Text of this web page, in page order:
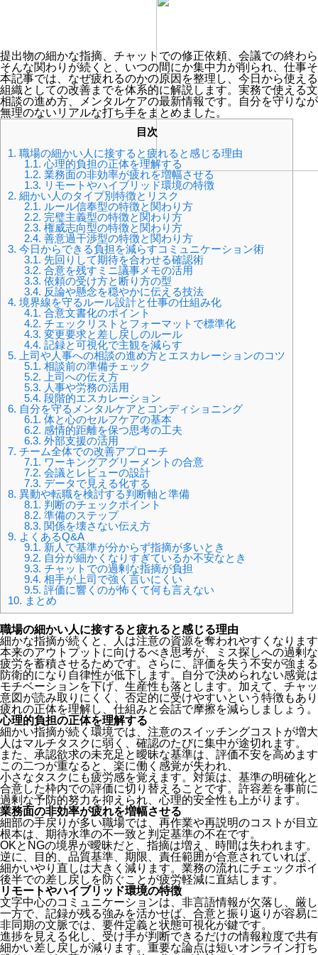
提出物の細かな指摘、チャットでの修正依頼、会議での終わ
そんな関わりが続くと、いつの間にか集中力が削られ、仕事
本記事では、なぜ疲れるのかの原因を整理し、今日から使え
組織としての改善までを体系的に解説します。実務で使える
相談の進め方、メンタルケアの最新情報です。自分を守りな
無理のないリアルな打ち手をまとめました。
目次
1. 職場の細かい人に接すると疲れると感じる理由
1.1. 心理的負担の正体を理解する
1.2. 業務面の非効率が疲れを増幅させる
1.3. リモートやハイブリッド環境の特徴
2. 細かい人のタイプ別特徴とリスク
2.1. ルール信奉型の特徴と関わり方
2.2. 完璧主義型の特徴と関わり方
2.3. 権威志向型の特徴と関わり方
2.4. 善意過干渉型の特徴と関わり方
3. 今日からできる負担を減らすコミュニケーション術
3.1. 先回りして期待を合わせる確認術
3.2. 合意を残すミニ議事メモの活用
3.3. 依頼の受け方と断り方の型
3.4. 反論や懸念を穏やかに伝える技法
4. 境界線を守るルール設計と仕事の仕組み化
4.1. 合意文書化のポイント
4.2. チェックリストとフォーマットで標準化
4.3. 変更要求と差し戻しのルール
4.4. 記録と可視化で主観を減らす
5. 上司や人事への相談の進め方とエスカレーションのコツ
5.1. 相談前の準備チェック
5.2. 上司への伝え方
5.3. 人事や労務の活用
5.4. 段階的エスカレーション
6. 自分を守るメンタルケアとコンディショニング
6.1. 体と心のセルフケアの基本
6.2. 感情的距離を保つ思考の工夫
6.3. 外部支援の活用
7. チーム全体での改善アプローチ
7.1. ワーキングアグリーメントの合意
7.2. 会議とレビューの設計
7.3. データで見える化する
8. 異動や転職を検討する判断軸と準備
8.1. 判断のチェックポイント
8.2. 準備のステップ
8.3. 関係を壊さない伝え方
9. よくあるQ&A
9.1. 新人で基準が分からず指摘が多いとき
9.2. 自分が細かくなりすぎているか不安なとき
9.3. チャットでの過剰な指摘が負担
9.4. 相手が上司で強く言いにくい
9.5. 評価に響くのが怖くて何も言えない
10. まとめ
職場の細かい人に接すると疲れると感じる理由
細かな指摘が続くと、人は注意の資源を奪われやすくなりま
本来のアウトプットに向けるべき思考が、ミス探しへの過剰
疲労を蓄積させるためです。さらに、評価を失う不安が強ま
防衛的になり自律性が低下します。自分で決められない感覚
モチベーションを下げ、生産性も落とします。加えて、チャ
意図が読み取りにくく、否定的に受けやすいという特徴もあ
疲れの正体を理解し、仕組みと会話で摩擦を減らしましょう。
心理的負担の正体を理解する
細かい指摘が続く環境では、注意のスイッチングコストが増
人はマルチタスクに弱く、確認のたびに集中が途切れます。
また、承認欲求の未充足と曖昧な基準は、評価不安を高めま
この二つが重なると、楽に働く感覚が失われ、
小さなタスクにも疲労感を覚えます。対策は、基準の明確化
合意した枠内での評価に切り替えることです。許容差を事前
過剰な予防的努力を抑えられ、心理的安全性も上がります。
業務面の非効率が疲れを増幅させる
細部の手戻りが多い職場では、再作業や再説明のコストが目
根本は、期待水準の不一致と判定基準の不在です。
OKとNGの境界が曖昧だと、指摘は増え、時間は失われます。
逆に、目的、品質基準、期限、責任範囲が合意されていれば、
細かいやり直しは大きく減ります。業務の流れにチェックポ
後半での差し戻しを防ぐことが疲労軽減に直結します。
リモートやハイブリッド環境の特徴
文字中心のコミュニケーションは、非言語情報が欠落し、厳
一方で、記録が残る強みを活かせば、合意と振り返りが容易
非同期の文脈では、要件定義と状態可視化が鍵です。
進捗を見える化し、受け手が判断できるだけの情報粒度で共
細かい差し戻しが減ります。重要な論点は短いオンライン打